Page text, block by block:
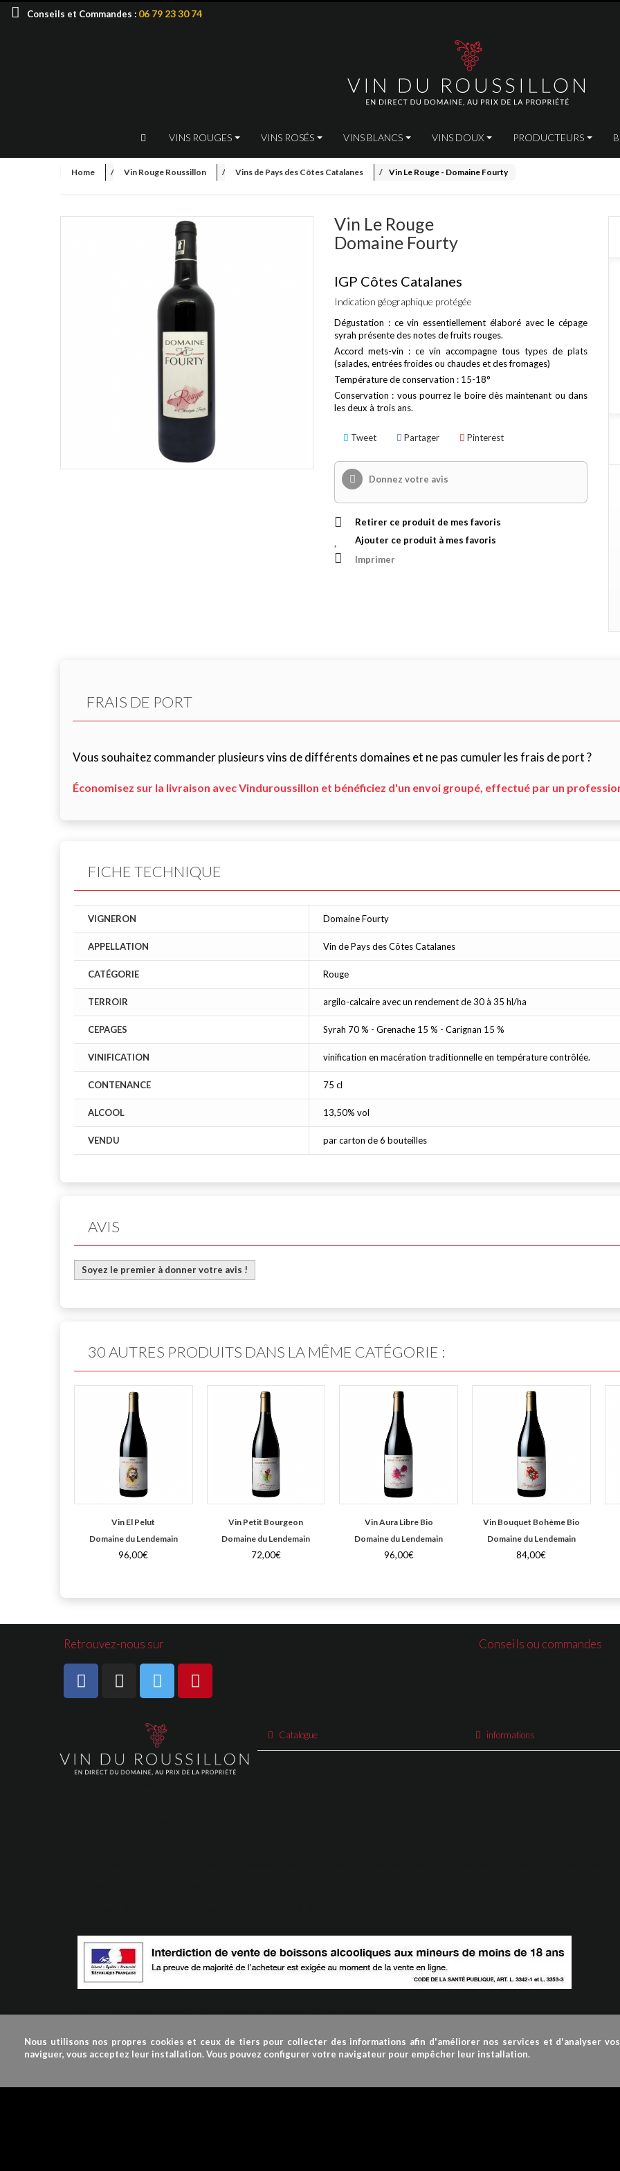
Nous utilisons nos propres cookies et ceux de tiers pour collecter des informations afin d'améliorer nos services et d'analyser
naviguer, vous acceptez leur installation. Vous pouvez configurer votre navigateur pour empêcher leur installation.
Conseils et Commandes : 06 79 23 30 74
VINS ROUGES VINS ROSÉS VINS BLANCS VINS DOUX PRODUCTEURS
Home Vin Rouge Roussillon Vins de Pays des Côtes Catalanes Vin Le Rouge - Domaine Fourty
Vin Le Rouge
Domaine Fourty
IGP Côtes Catalanes
Indication géographique protégée
Dégustation : ce vin essentiellement élaboré avec le cépage
syrah présente des notes de fruits rouges.
Accord mets-vin : ce vin accompagne tous types de plats
(salades, entrées froides ou chaudes et des fromages)
Température de conservation : 15-18°
Conservation : vous pourrez le boire dès maintenant ou dans
les deux à trois ans.
Tweet Partager Pinterest
Donnez votre avis
Retirer ce produit de mes favoris
Ajouter ce produit à mes favoris
Imprimer
FRAIS DE PORT
Vous souhaitez commander plusieurs vins de différents domaines et ne pas cumuler les frais de port ?
Économisez sur la livraison avec Vinduroussillon et bénéficiez d'un envoi groupé, effectué par un
FICHE TECHNIQUE
VIGNERON Domaine Fourty
APPELLATION Vin de Pays des Côtes Catalanes
CATÉGORIE Rouge
TERROIR argilo-calcaire avec un rendement de 30 à 35 hl/ha
CEPAGES Syrah 70 % - Grenache 15 % - Carignan 15 %
VINIFICATION vinification en macération traditionnelle en température contrôlée.
CONTENANCE 75 cl
ALCOOL 13,50% vol
VENDU par carton de 6 bouteilles
AVIS
Soyez le premier à donner votre avis !
30 AUTRES PRODUITS DANS LA MÊME CATÉGORIE :
Vin El Pelut
Domaine du Lendemain
96,00€
Vin Petit Bourgeon
Domaine du Lendemain
72,00€
Vin Aura Libre Bio
Domaine du Lendemain
96,00€
Vin Bouquet Bohème Bio
Domaine du Lendemain
84,00€
Retrouvez-nous sur Conseils ou commandes
Catalogue informations